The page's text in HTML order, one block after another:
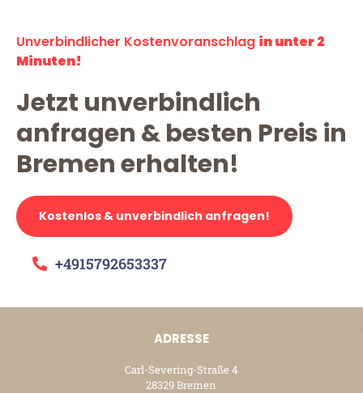
Unverbindlicher Kostenvoranschlag in unter 2
Minuten!
Jetzt unverbindlich
anfragen & besten Preis in
Bremen erhalten!
Kostenlos & unverbindlich anfragen!
+4915792653337
ADRESSE
Carl-Severing-Straße 4
28329 Bremen